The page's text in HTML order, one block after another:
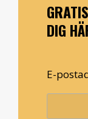
DIG
E-